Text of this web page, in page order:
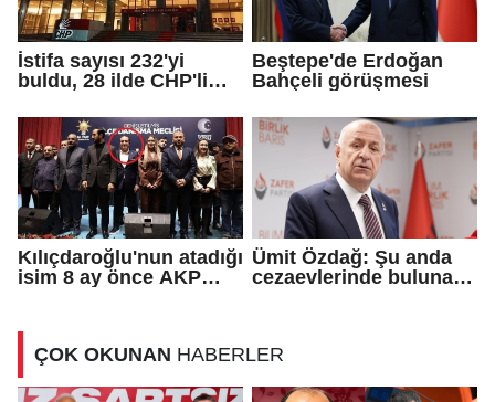
İstifa sayısı 232'yi
buldu, 28 ilde CHP'li
Beştepe'de Erdoğan
Bahçeli görüşmesi
Kılıçdaroğlu'nun atadığı
isim 8 ay önce AKP
Ümit Özdağ: Şu anda
cezaevlerinde bulunan
ÇOK OKUNAN HABERLER